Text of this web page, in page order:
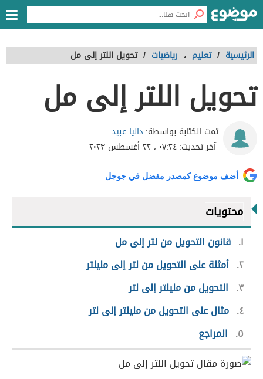
الرئيسية / تعليم ، رياضيات / تحويل اللتر إلى مل
تحويل اللتر إلى مل
تمت الكتابة بواسطة:داليا عبيد
آخر تحديث:٠٧:٢٤ ، ٢٢ أغسطس ٢٠٢٣
أضف موضوع كمصدر مفضل في جوجل
محتويات
١ قانون التحويل من لتر إلى مل
٢ أمثلة على التحويل من لتر إلى مليلتر
٣
التحويل من مليلتر إلى لتر
٤ مثال على التحويل من مليلتر إلى لتر
٥
المراجع